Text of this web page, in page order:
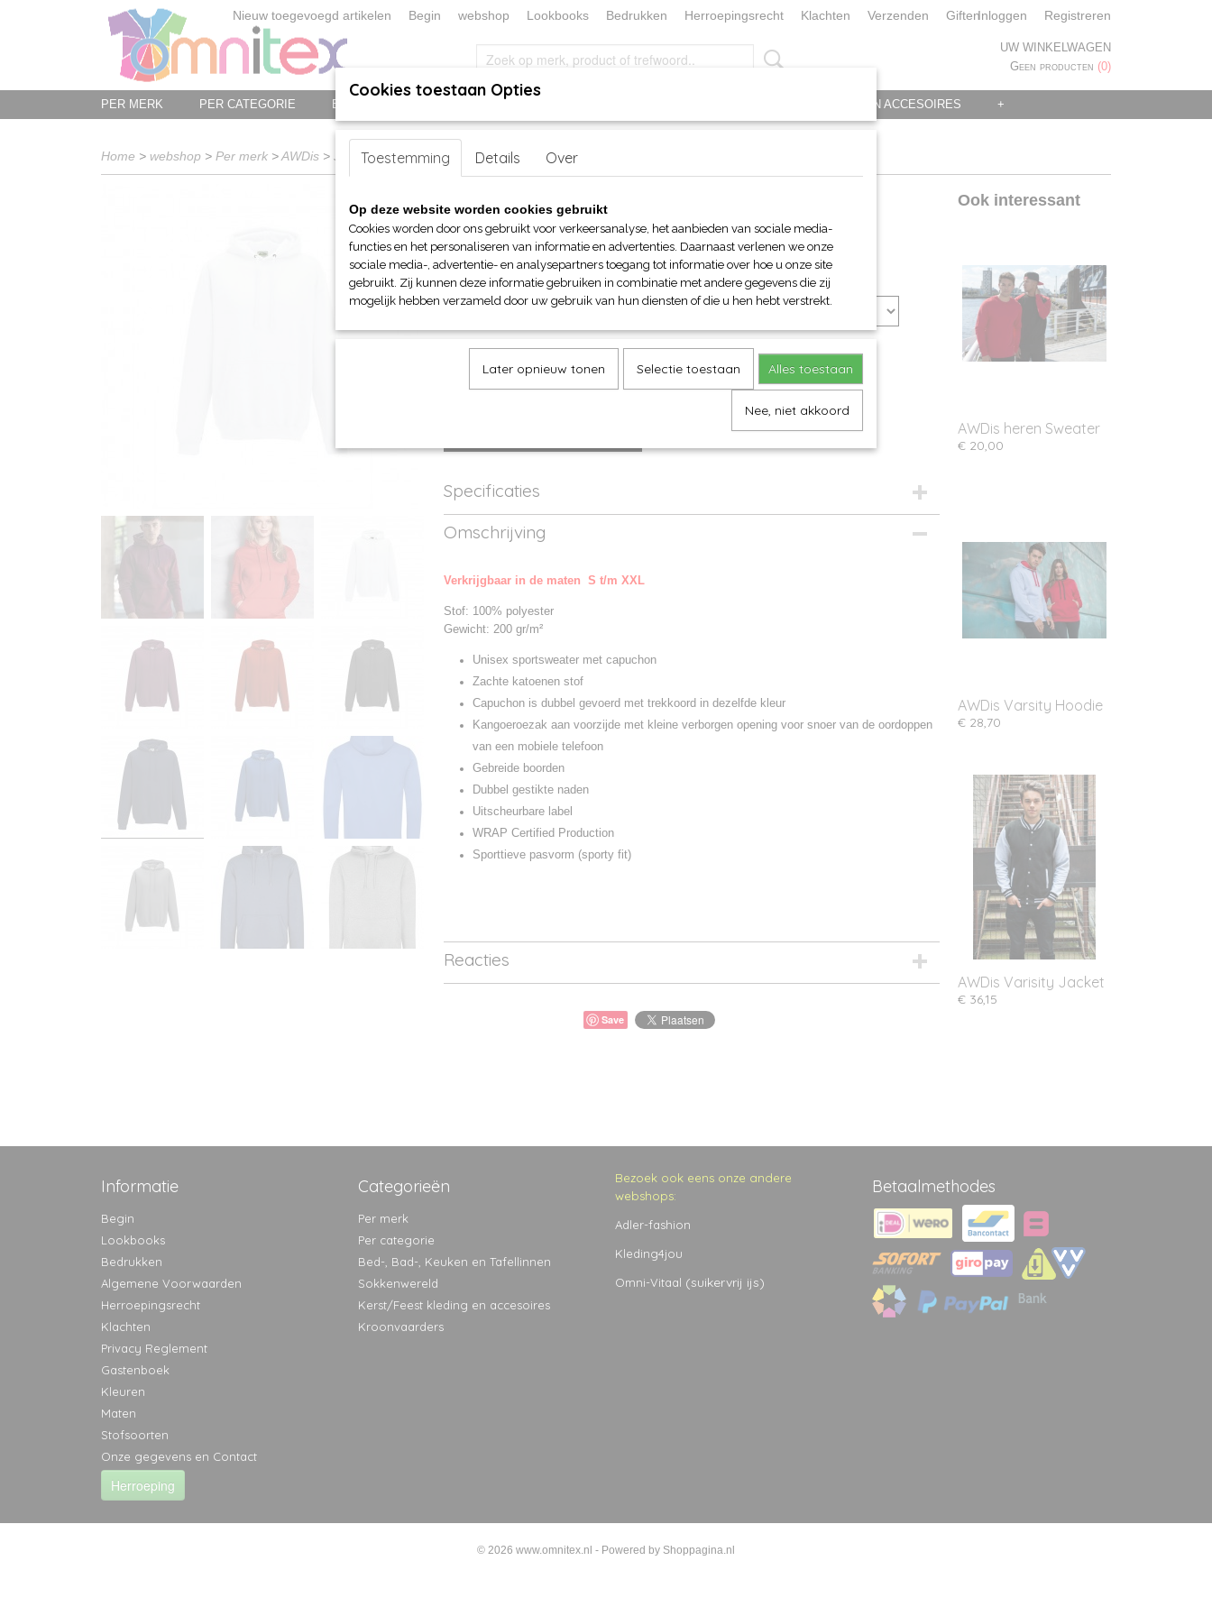
Nieuw toegevoegd artikelen Begin webshop Lookbooks Bedrukken Herroepingsrecht Klachten Verzenden GiftenInloggen Registreren
UW WINKELWAGEN
Geen producten (0)
PER MERK PER CATEGORIE BED-, BAD-, KEUKEN EN TAFELLINNEN KERST/FEEST KLEDING EN ACCESOIRES +
Home > webshop > Per merk >AWDis > Just Hoods> AWDis Sport Polyester Hoodie
AWDis Sport Polyester Hoodie
€ 28,65 (inclusief btw 21%)
Maat Kleur
Specificaties
Productcode
Productcode leverancier
Omschrijving
Verkrijgbaar in de maten S t/m XXL
Stof: 100% polyester
Gewicht: 200 gr/m²
Unisex sportsweater met capuchon
Zachte katoenen stof
Capuchon is dubbel gevoerd met trekkoord in dezelfde kleur
Kangoeroezak aan voorzijde met kleine verborgen opening voor snoer van de oordoppen
van een mobiele telefoon
Gebreide boorden
Dubbel gestikte naden
Uitscheurbare label
WRAP Certified Production
Sporttieve pasvorm (sporty fit)
Reacties
Save
Ook interessant
AWDis heren Sweater
€ 20,00
AWDis Varsity Hoodie
€ 28,70
AWDis Varisity Jacket
€ 36,15
Informatie
Begin
Lookbooks
Bedrukken
Algemene Voorwaarden
Herroepingsrecht
Klachten
Privacy Reglement
Gastenboek
Kleuren
Maten
Stofsoorten
Onze gegevens en Contact
Herroeping
Categorieën
Per merk
Per categorie
Bed-, Bad-, Keuken en Tafellinnen
Sokkenwereld
Kerst/Feest kleding en accesoires
Kroonvaarders
Bezoek ook eens onze andere
webshops:
Adler-fashion
Kleding4jou
Omni-Vitaal (suikervrij ijs)
Betaalmethodes
© 2026 www.omnitex.nl - Powered by Shoppagina.nl
Cookies toestaan Opties
Toestemming Details Over
Op deze website worden cookies gebruikt
Cookies worden door ons gebruikt voor verkeersanalyse, het aanbieden van sociale media-
functies en het personaliseren van informatie en advertenties. Daarnaast verlenen we onze
sociale media-, advertentie- en analysepartners toegang tot informatie over hoe u onze site
gebruikt. Zij kunnen deze informatie gebruiken in combinatie met andere gegevens die zij
mogelijk hebben verzameld door uw gebruik van hun diensten of die u hen hebt verstrekt.
Later opnieuw tonen Selectie toestaan Alles toestaan
Nee, niet akkoord